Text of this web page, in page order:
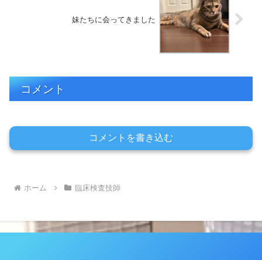
妹たちに会ってきました
コメント
コメントを書き込む
ホーム 臨床検査技師